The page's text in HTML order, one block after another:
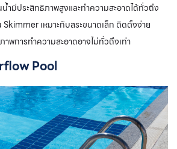
น้ำมีประสิทธิภาพสูงและทำความสะอาดได้ทั่วถึง
เหมาะกับสระขนาดเล็ก ติดตั้งง่าย
าพการทำความสะอาดอาจไม่ทั่วถึงเท่า
Pool